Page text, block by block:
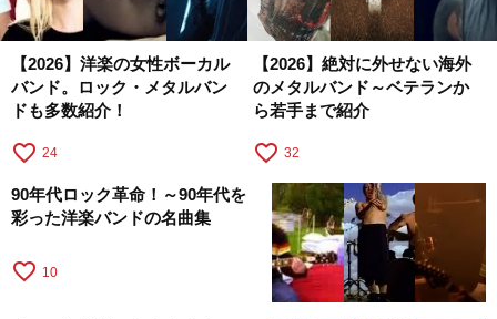
【2026】洋楽の女性ボーカル
バンド。ロック・メタルバン
ドも多数紹介！
favorite_border 24
【2026】絶対に外せない海外
のメタルバンド～ベテランか
ら若手まで紹介
favorite_border 32
90年代ロック革命！～90年代を
彩った洋楽バンドの名曲集
favorite_border 10